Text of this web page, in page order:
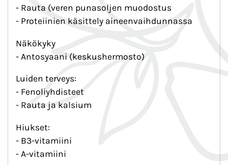
- Rauta (veren punasoljen muodostus
- Proteiinien käsittely aineenvaihdunnassa
Näkökyky
- Antosyaani (keskushermosto)
Luiden terveys:
- Fenoliyhdisteet
- Rauta ja kalsium
Hiukset:
- B3-vitamiini
- A-vitamiini